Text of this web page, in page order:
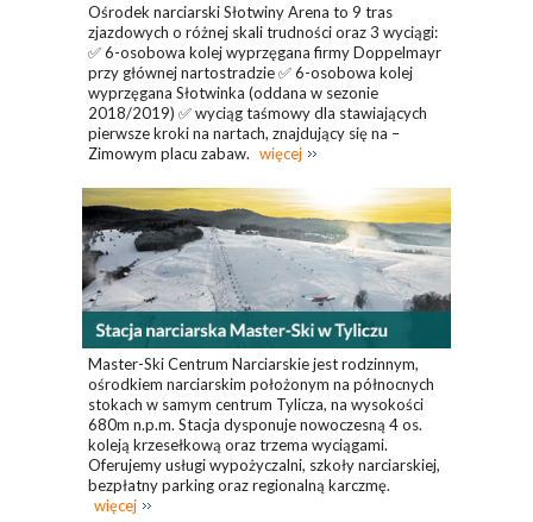
Ośrodek narciarski Słotwiny Arena to 9 tras
zjazdowych o różnej skali trudności oraz 3 wyciągi:
✅ 6-osobowa kolej wyprzęgana firmy Doppelmayr
przy głównej nartostradzie ✅ 6-osobowa kolej
wyprzęgana Słotwinka (oddana w sezonie
2018/2019) ✅ wyciąg taśmowy dla stawiających
pierwsze kroki na nartach, znajdujący się na –
Zimowym placu zabaw. więcej
Master-Ski Centrum Narciarskie jest rodzinnym,
ośrodkiem narciarskim położonym na północnych
stokach w samym centrum Tylicza, na wysokości
680m n.p.m. Stacja dysponuje nowoczesną 4 os.
koleją krzesełkową oraz trzema wyciągami.
Oferujemy usługi wypożyczalni, szkoły narciarskiej,
bezpłatny parking oraz regionalną karczmę.
więcej